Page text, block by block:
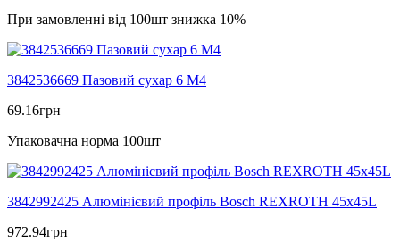
При замовленні від 100шт знижка 10%
3842536669 Пазовий сухар 6 М4
69.16грн
Упаковачна норма 100шт
3842992425 Алюмінієвий профіль Bosch REXROTH 45х45L
972.94грн